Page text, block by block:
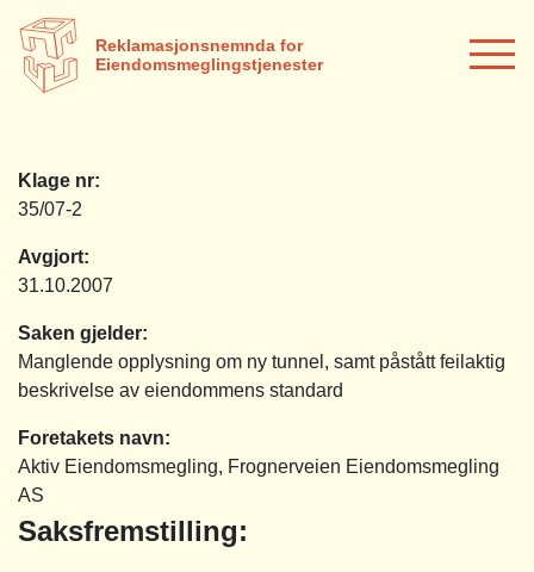
Reklamasjonsnemnda for
Eiendomsmeglingstjenester
Klage nr:
35/07-2
Avgjort:
31.10.2007
Saken gjelder:
Manglende opplysning om ny tunnel, samt påstått feilaktig
beskrivelse av eiendommens standard
Foretakets navn:
Aktiv Eiendomsmegling, Frognerveien Eiendomsmegling
AS
Saksfremstilling: